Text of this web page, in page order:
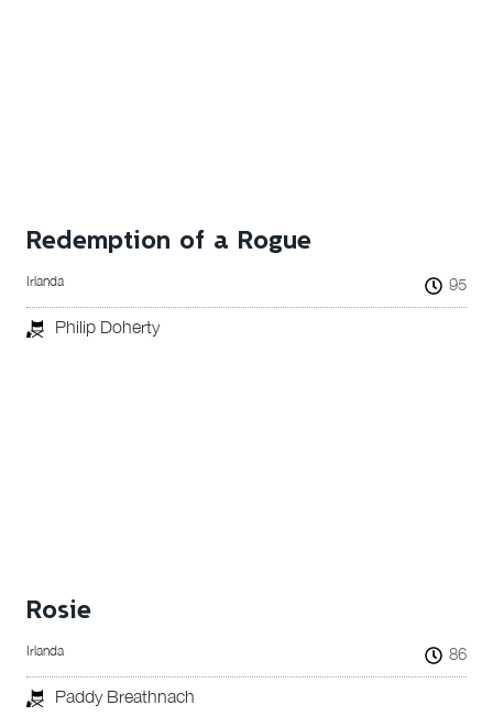
Redemption of a Rogue
Irlanda 95
Philip Doherty
Rosie
Irlanda 86
Paddy Breathnach